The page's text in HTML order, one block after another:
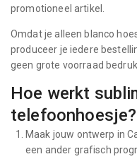
promotioneel artikel.
Omdat je alleen blanco
produceer je iedere
geen grote voorraad
Hoe werkt
telefoonhoesje?
Maak jouw ontwerp in
een ander grafisch